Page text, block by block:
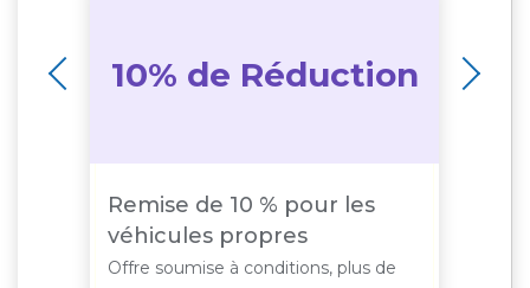
10% de Réduction
Remise de 10 % pour les
véhicules propres
Offre soumise à conditions, plus de